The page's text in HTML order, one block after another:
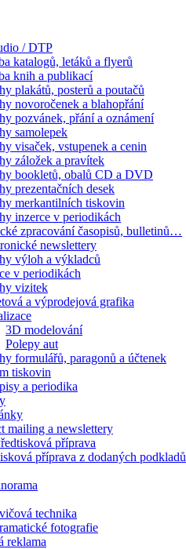
/ DTP
katalogů, letáků a flyerů
knih a publikací
plakátů, posterů a poutačů
novoročenek a blahopřání
pozvánek, přání a oznámení
samolepek
visaček, vstupenek a cenin
záložek a pravítek
bookletů, obalů CD a DVD
prezentačních desek
merkantilních tiskovin
inzerce v periodikách
zpracování časopisů, bulletinů…
newslettery
výloh a výkladců
v periodikách
vizitek
a výprodejová grafika
3D modelování
Polepy aut
formulářů, paragonů a účtenek
tiskovin
a periodika
mailing a newslettery
příprava
příprava z dodaných podkladů
technika
fotografie
reklama